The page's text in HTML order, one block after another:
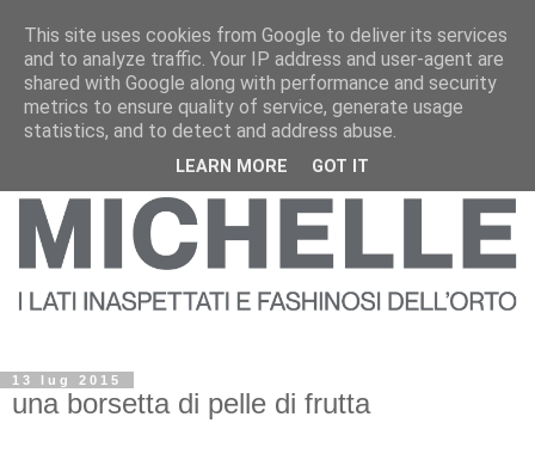
13 lug 2015
una borsetta di pelle di frutta
This site uses cookies from Google to deliver its services
and to analyze traffic. Your IP address and user-agent are
shared with Google along with performance and security
metrics to ensure quality of service, generate usage
statistics, and to detect and address abuse.
LEARN MORE GOT IT